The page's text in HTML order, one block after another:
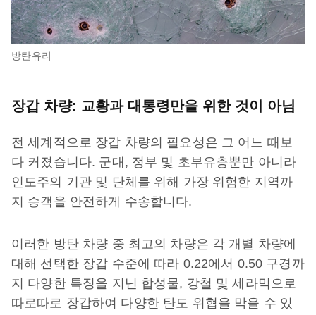
방탄유리
장갑 차량: 교황과 대통령만을 위한 것이 아님
전 세계적으로 장갑 차량의 필요성은 그 어느 때보
다 커졌습니다. 군대, 정부 및 초부유층뿐만 아니라
인도주의 기관 및 단체를 위해 가장 위험한 지역까
지 승객을 안전하게 수송합니다.
이러한 방탄 차량 중 최고의 차량은 각 개별 차량에
대해 선택한 장갑 수준에 따라 0.22에서 0.50 구경까
지 다양한 특징을 지닌 합성물, 강철 및 세라믹으로
따로따로 장갑하여 다양한 탄도 위협을 막을 수 있